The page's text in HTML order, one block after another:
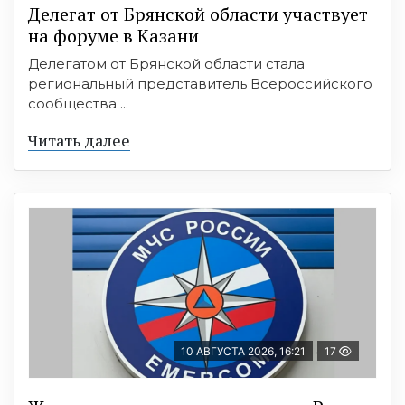
Делегат от Брянской области участвует
на форуме в Казани
Делегатом от Брянской области стала
региональный представитель Всероссийского
сообщества ...
Читать далее
10 АВГУСТА 2026, 16:21 17